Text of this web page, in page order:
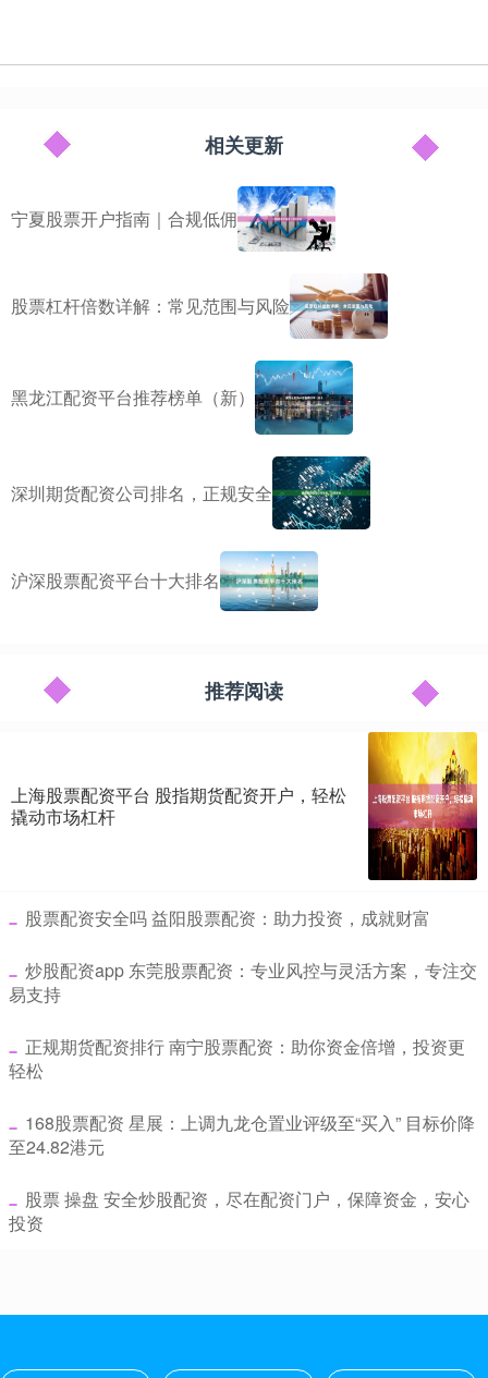
相关更新
宁夏股票开户指南｜合规低佣
股票杠杆倍数详解：常见范围与风险
黑龙江配资平台推荐榜单（新）
深圳期货配资公司排名，正规安全
沪深股票配资平台十大排名
推荐阅读
上海股票配资平台 股指期货配资开户，轻松
撬动市场杠杆
​股票配资安全吗 益阳股票配资：助力投资，成就财富
​炒股配资app 东莞股票配资：专业风控与灵活方案，专注交
易支持
​正规期货配资排行 南宁股票配资：助你资金倍增，投资更
轻松
​168股票配资 星展：上调九龙仓置业评级至“买入” 目标价降
至24.82港元
​股票 操盘 安全炒股配资，尽在配资门户，保障资金，安心
投资